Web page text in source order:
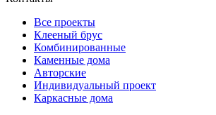
Все проекты
Клееный брус
Комбинированные
Каменные дома
Авторские
Индивидуальный проект
Каркасные дома